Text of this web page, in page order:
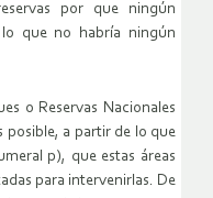
por que ningún
que no habría ningún
o Reservas Nacionales
posible, a partir de lo que
p), que estas áreas
para intervenirlas. De